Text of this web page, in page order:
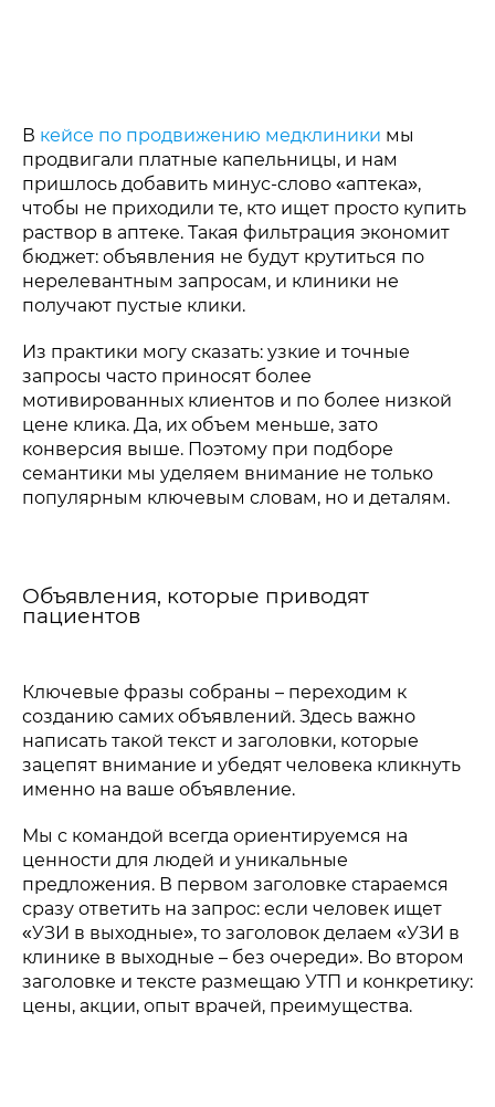
В кейсе по продвижению медклиники мы
продвигали платные капельницы, и нам
пришлось добавить минус-слово «аптека»,
чтобы не приходили те, кто ищет просто купить
раствор в аптеке. Такая фильтрация экономит
бюджет: объявления не будут крутиться по
нерелевантным запросам, и клиники не
получают пустые клики.
Из практики могу сказать: узкие и точные
запросы часто приносят более
мотивированных клиентов и по более низкой
цене клика. Да, их объем меньше, зато
конверсия выше. Поэтому при подборе
семантики мы уделяем внимание не только
популярным ключевым словам, но и деталям.
Объявления, которые приводят
пациентов
Ключевые фразы собраны – переходим к
созданию самих объявлений. Здесь важно
написать такой текст и заголовки, которые
зацепят внимание и убедят человека кликнуть
именно на ваше объявление.
Мы с командой всегда ориентируемся на
ценности для людей и уникальные
предложения. В первом заголовке стараемся
сразу ответить на запрос: если человек ищет
«УЗИ в выходные», то заголовок делаем «УЗИ в
клинике в выходные – без очереди». Во втором
заголовке и тексте размещаю УТП и конкретику:
цены, акции, опыт врачей, преимущества.